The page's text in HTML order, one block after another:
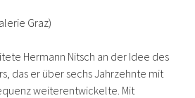
Graz)
Hermann Nitsch an der Idee des
das er über sechs Jahrzehnte mit
weiterentwickelte. Mit